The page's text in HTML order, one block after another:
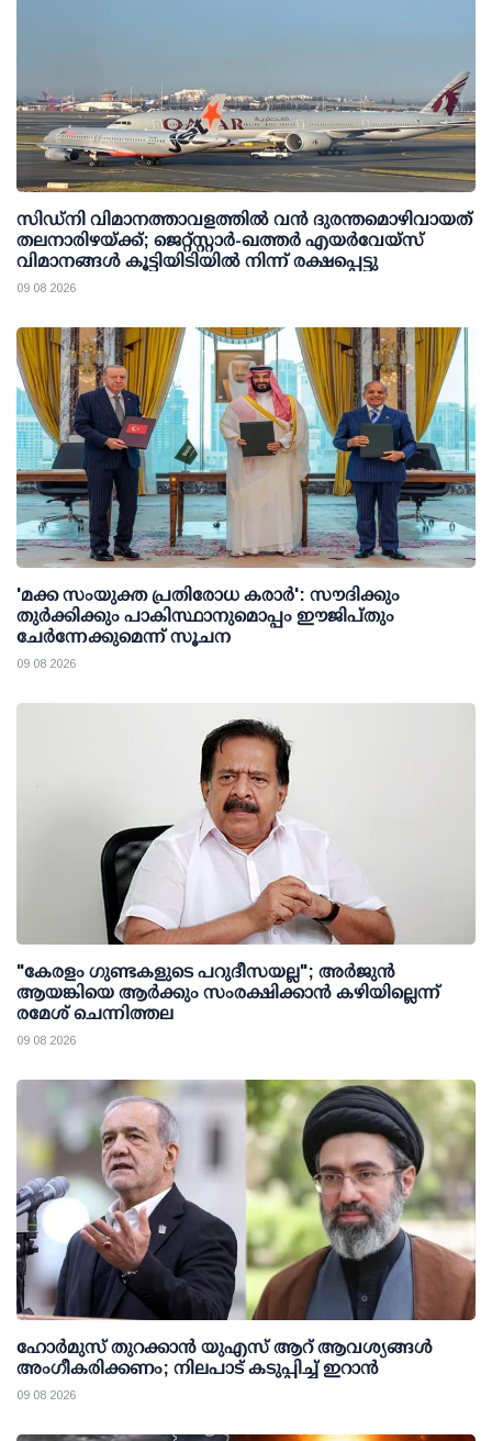
സിഡ്‌നി വിമാനത്താവളത്തിൽ വൻ ദുരന്തമൊഴിവായത്
തലനാരിഴയ്ക്ക്; ജെറ്റ്‌സ്റ്റാർ-ഖത്തർ എയർവേയ്‌സ്
വിമാനങ്ങൾ കൂട്ടിയിടിയിൽ നിന്ന് രക്ഷപ്പെട്ടു
09 08 2026
'മക്ക സംയുക്ത പ്രതിരോധ കരാര്‍': സൗദിക്കും
തുര്‍ക്കിക്കും പാകിസ്ഥാനുമൊപ്പം ഈജിപ്തും
ചേര്‍ന്നേക്കുമെന്ന് സൂചന
09 08 2026
"കേരളം ഗുണ്ടകളുടെ പറുദീസയല്ല"; അർജുൻ
ആയങ്കിയെ ആർക്കും സംരക്ഷിക്കാൻ കഴിയില്ലെന്ന്
രമേശ് ചെന്നിത്തല
09 08 2026
ഹോർമുസ് തുറക്കാൻ യുഎസ് ആറ് ആവശ്യങ്ങൾ
അംഗീകരിക്കണം; നിലപാട് കടുപ്പിച്ച് ഇറാൻ
09 08 2026